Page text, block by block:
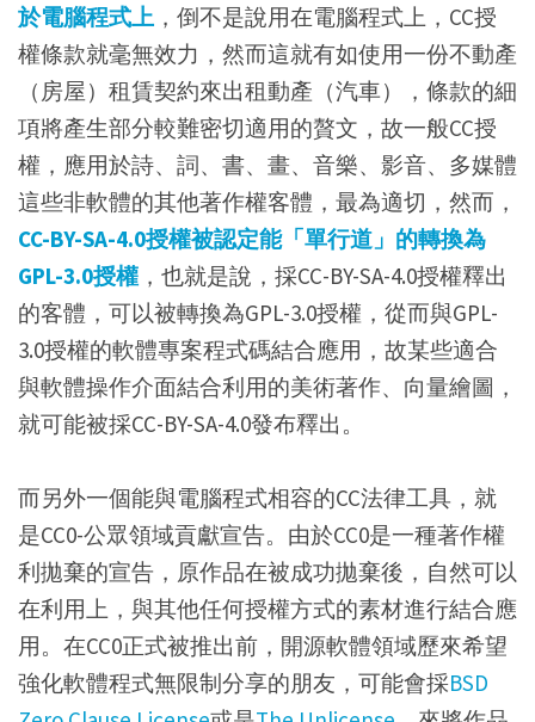
於電腦程式上 ，倒不是說用在電腦程式上，CC授
權條款就毫無效力，然而這就有如使用一份不動產
（房屋）租賃契約來出租動產（汽車），條款的細
項將產生部分較難密切適用的贅文，故一般CC授
權，應用於詩、詞、書、畫、音樂、影音、多媒體
這些非軟體的其他著作權客體，最為適切，然而，
CC-BY-SA-4.0授權被認定能「單行道」的轉換為
GPL-3.0授權 ，也就是說，採CC-BY-SA-4.0授權釋出
的客體，可以被轉換為GPL-3.0授權，從而與GPL-
3.0授權的軟體專案程式碼結合應用，故某些適合
與軟體操作介面結合利用的美術著作、向量繪圖，
就可能被採CC-BY-SA-4.0發布釋出。
而另外一個能與電腦程式相容的CC法律工具，就
是CC0-公眾領域貢獻宣告。由於CC0是一種著作權
利拋棄的宣告，原作品在被成功拋棄後，自然可以
在利用上，與其他任何授權方式的素材進行結合應
用。在CC0正式被推出前，開源軟體領域歷來希望
強化軟體程式無限制分享的朋友，可能會採BSD